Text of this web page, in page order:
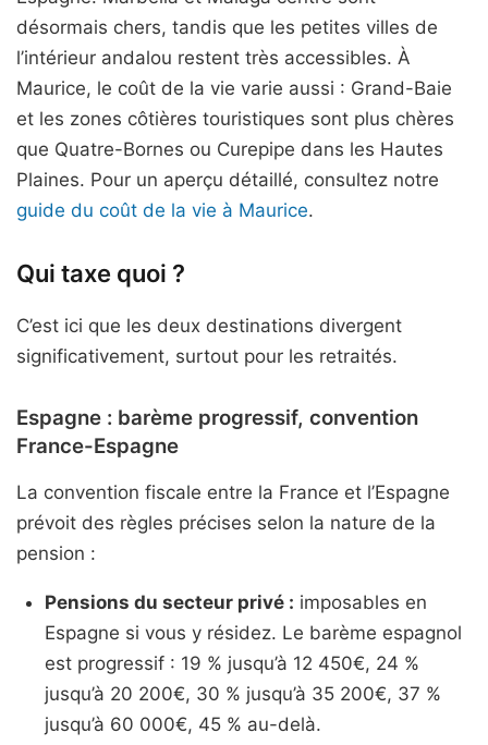
désormais chers, tandis que les petites villes de
l’intérieur andalou restent très accessibles. À
Maurice, le coût de la vie varie aussi : Grand-Baie
et les zones côtières touristiques sont plus chères
que Quatre-Bornes ou Curepipe dans les Hautes
Plaines. Pour un aperçu détaillé, consultez notre
guide du coût de la vie à Maurice.
Qui taxe quoi ?
C’est ici que les deux destinations divergent
significativement, surtout pour les retraités.
Espagne : barème progressif, convention
France-Espagne
La convention fiscale entre la France et l’Espagne
prévoit des règles précises selon la nature de la
pension :
Pensions du secteur privé : imposables en
Espagne si vous y résidez. Le barème espagnol
est progressif : 19 % jusqu’à 12 450€, 24 %
jusqu’à 20 200€, 30 % jusqu’à 35 200€, 37 %
jusqu’à 60 000€, 45 % au-delà.